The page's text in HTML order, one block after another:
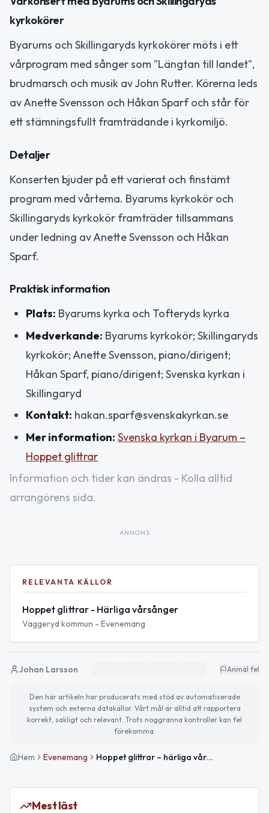
kyrkokörer
Byarums och Skillingaryds kyrkokörer möts i ett
vårprogram med sånger som "Längtan till landet",
brudmarsch och musik av John Rutter. Körerna leds
av Anette Svensson och Håkan Sparf och står för
ett stämningsfullt framträdande i kyrkomiljö.
Detaljer
Konserten bjuder på ett varierat och finstämt
program med vårtema. Byarums kyrkokör och
Skillingaryds kyrkokör framträder tillsammans
under ledning av Anette Svensson och Håkan
Sparf.
Praktisk information
Plats: Byarums kyrka och Tofteryds kyrka
Medverkande: Byarums kyrkokör; Skillingaryds
kyrkokör; Anette Svensson, piano/dirigent;
Håkan Sparf, piano/dirigent; Svenska kyrkan i
Skillingaryd
Kontakt: hakan.sparf@svenskakyrkan.se
Mer information: Svenska kyrkan i Byarum –
Hoppet glittrar
Information och tider kan ändras - Kolla alltid
arrangörens sida.
ANNONS
RELEVANTA KÄLLOR
Hoppet glittrar - Härliga vårsånger
Vaggeryd kommun - Evenemang
Johan Larsson Anmäl fel
Den här artikeln har producerats med stöd av automatiserade
system och externa datakällor. Vårt mål är alltid att rapportera
korrekt, sakligt och relevant. Trots noggranna kontroller kan fel
förekomma.
Hem Evenemang Hoppet glittrar – härliga vårsånger
Mest läst